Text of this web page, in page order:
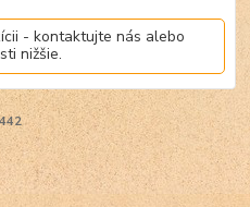
- kontaktujte nás alebo
nižšie.